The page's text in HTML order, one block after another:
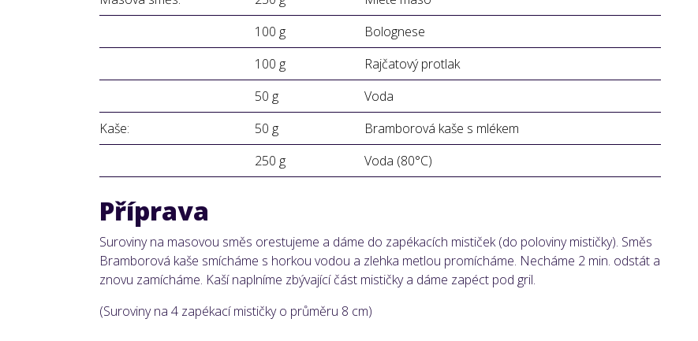
100 g
Bolognese
100 g
Rajčatový protlak
50 g
Voda
Kaše:
50 g
Bramborová kaše s mlékem
250 g
Voda (80°C)
Příprava
Suroviny na masovou směs orestujeme a dáme do zapékacích mističek (do poloviny mističky). Směs
Bramborová kaše smícháme s horkou vodou a zlehka metlou promícháme. Necháme 2 min. odstát a
znovu zamícháme. Kaší naplníme zbývající část mističky a dáme zapéct pod gril.
(Suroviny na 4 zapékací mističky o průměru 8 cm)